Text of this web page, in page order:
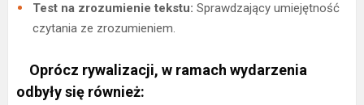
Test na zrozumienie tekstu: Sprawdzający umiejętność
czytania ze zrozumieniem.
​ Oprócz rywalizacji, w ramach wydarzenia
odbyły się również: